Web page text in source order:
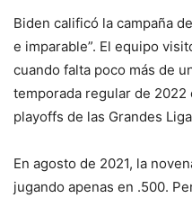
Biden calificó la campaña
e imparable”. El equipo
cuando falta poco más de
temporada regular de
playoffs de las Grandes
En agosto de 2021, la
jugando apenas en .500.